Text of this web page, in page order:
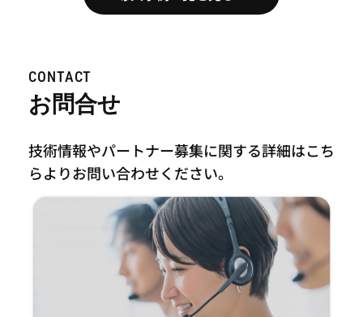
CONTACT
お問合せ
技術情報やパートナー募集に関する詳細はこち
らよりお問い合わせください。